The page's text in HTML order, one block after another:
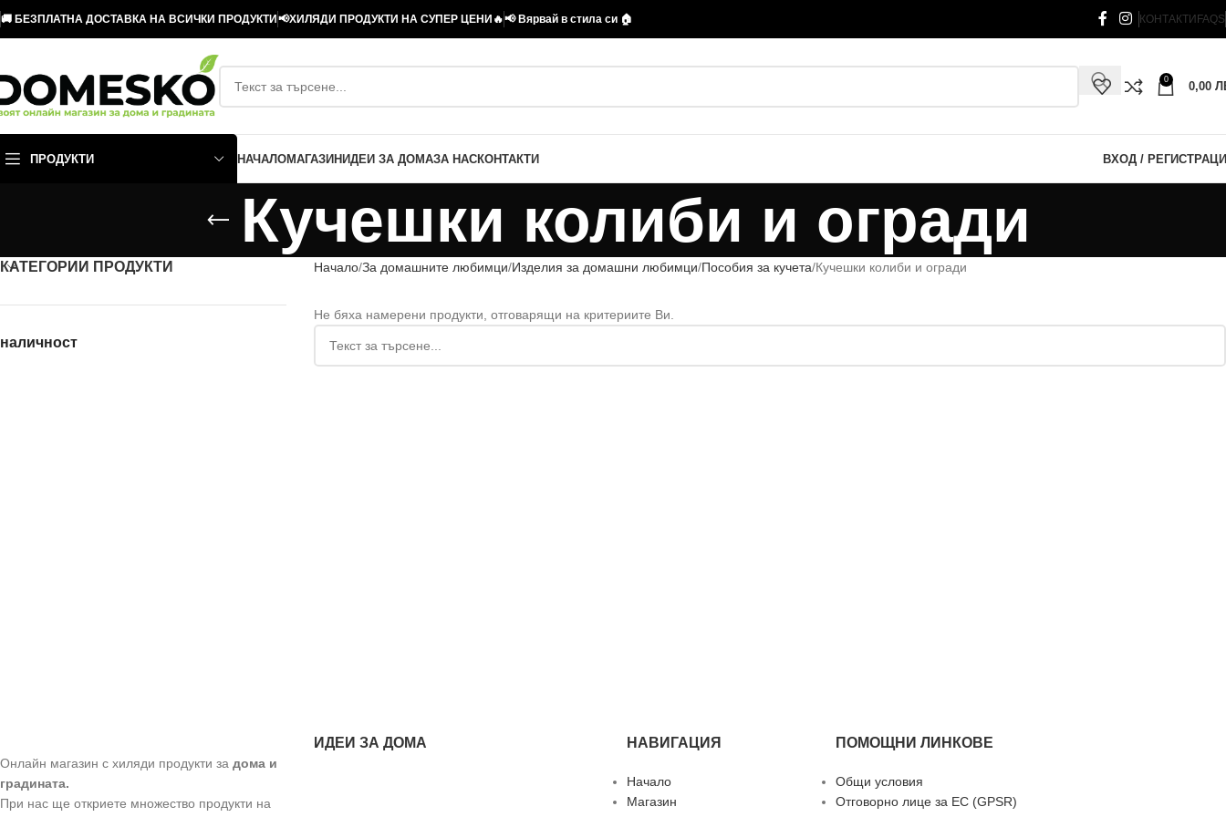
🚚 БЕЗПЛАТНА ДОСТАВКА НА ВСИЧКИ ПРОДУКТИ 📢ХИЛЯДИ ПРОДУКТИ НА СУПЕР ЦЕНИ🔥📢 Вярвай в стила си 🏠 КОНТАКТИ FAQS
0
0,00
ПРОДУКТИ НАЧАЛОМАГАЗИНИДЕИ ЗА ДОМАЗА НАСКОНТАКТИ ВХОД /
Кучешки колиби и огради
КАТЕГОРИИ ПРОДУКТИ
наличност
Начало За домашните любимци Изделия за домашни любимци Пособия за кучета Кучешки колиби и огради
Не бяха намерени продукти, отговарящи на критериите Ви.
Онлайн магазин с хиляди продукти за дома и
градината.
При нас ще откриете множество продукти на
ИДЕИ ЗА ДОМА НАВИГАЦИЯ
Начало
Магазин
ПОМОЩНИ ЛИНКОВЕ
Общи условия
Отговорно лице за ЕС (GPSR)